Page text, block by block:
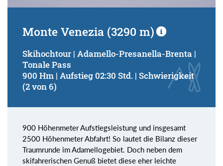
Monte Venezia (3290 m)
Skihochtour | Adamello-Presanella-Brenta |
Tonale Pass
900 Hm | Aufstieg 02:30 Std. | Schwierigkeit
(2 von 6)
900 Höhenmeter Aufstiegsleistung und insgesamt
2500 Höhenmeter Abfahrt! So lautet die Bilanz dieser
Traumrunde im Adamellogebiet. Doch neben dem
skifahrerischen Genuß bietet diese eher leichte